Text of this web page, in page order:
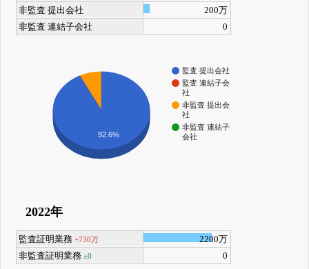
非監査 提出会社
200万
非監査 連結子会社
0
監査 提出会社
監査 連結子会
社
非監査 提出会
社
非監査 連結子
会社
92.6%
2022年
監査証明業務+730万
2200万
非監査証明業務±0 0